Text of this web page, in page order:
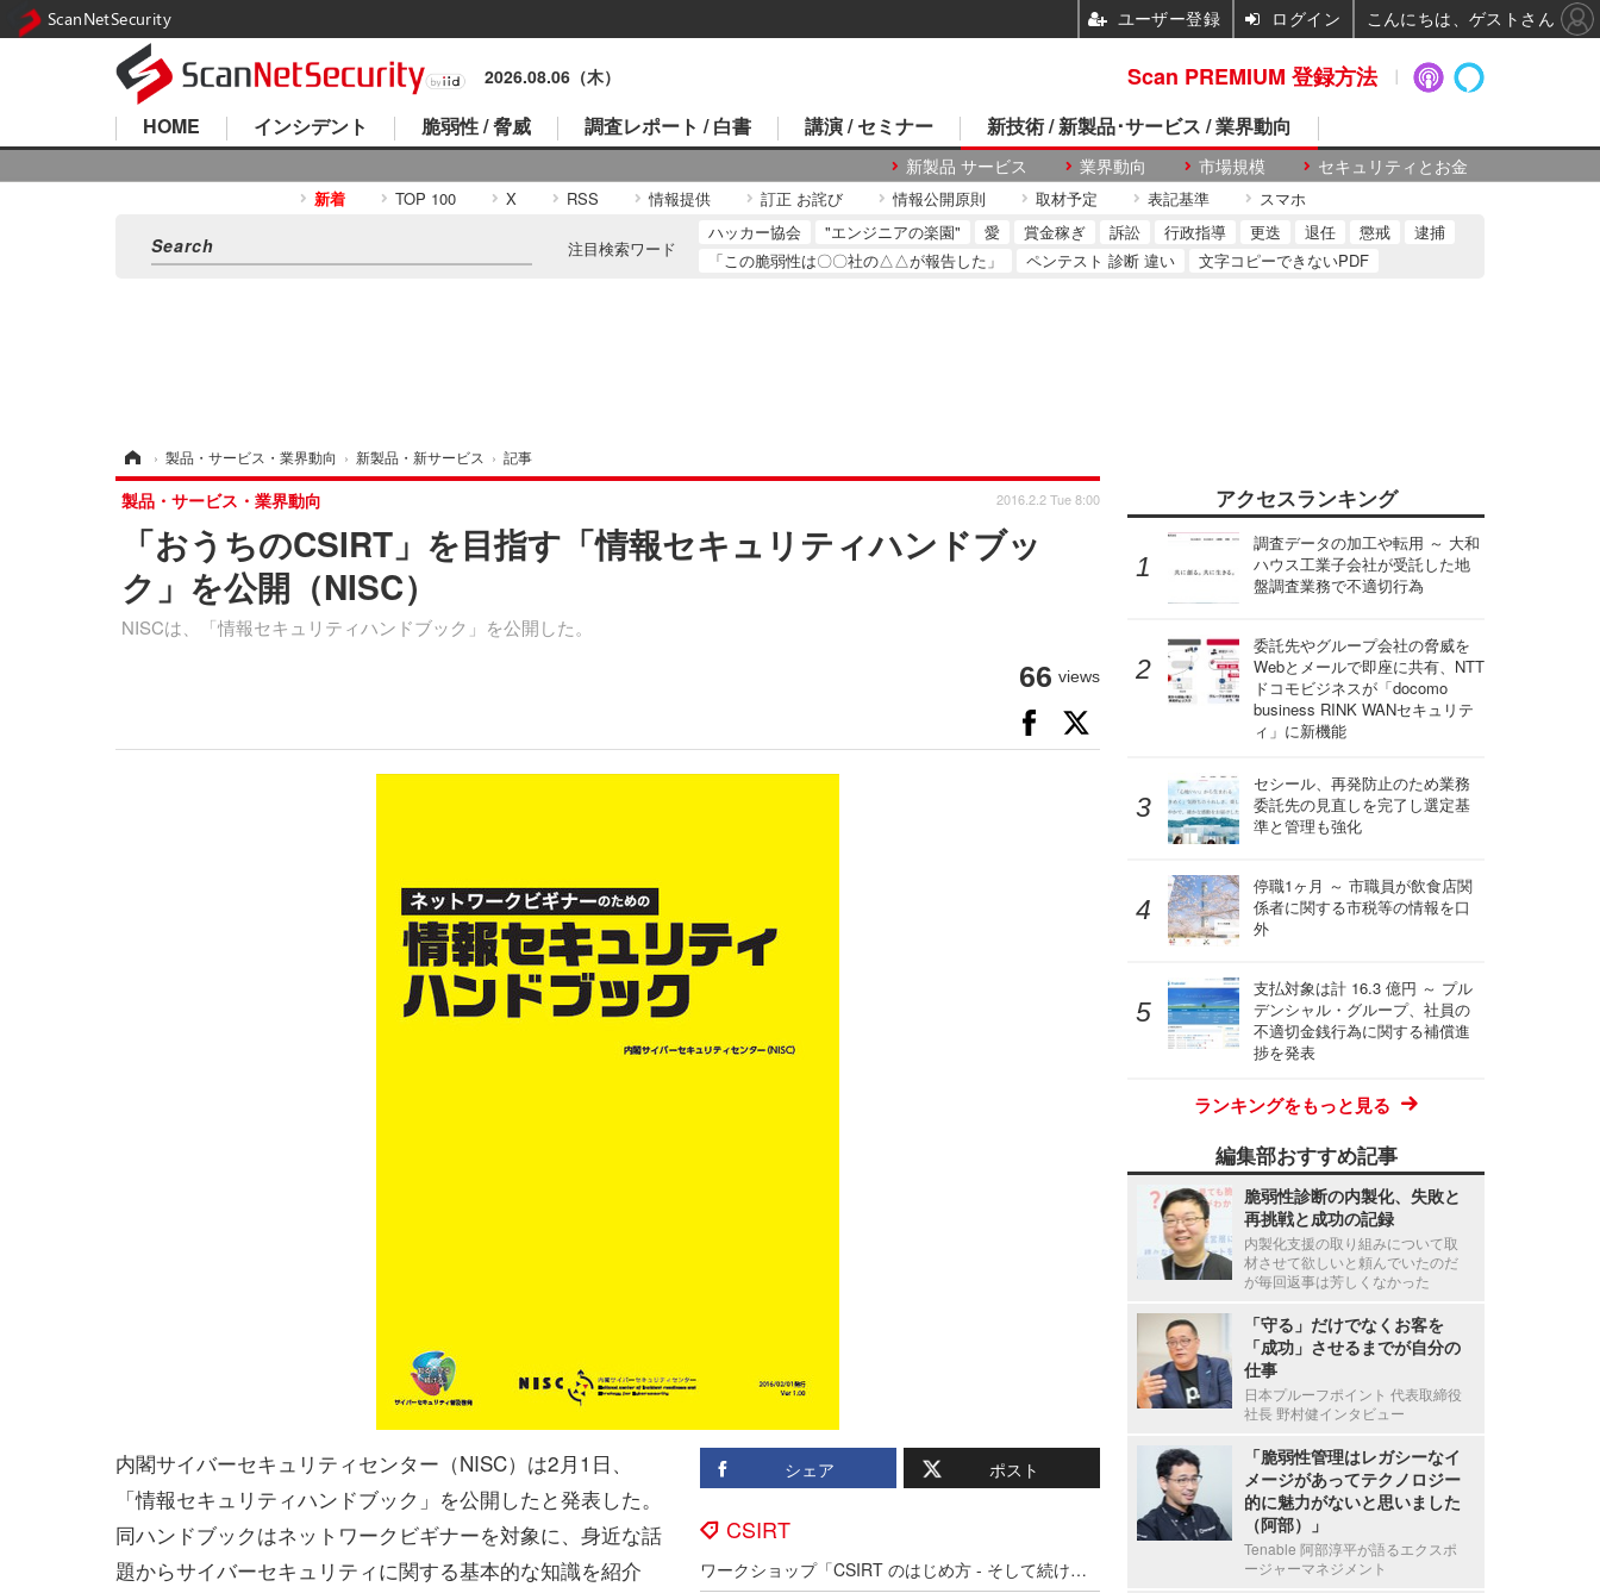
2026.08.06（木）
HOME インシデント 脆弱性 / 脅威 調査レポート / 白書 講演 / セミナー 新技術 / 新製品･サービス / 業界動向
新製品 サービス 業界動向 市場規模 セキュリティとお金
新着 TOP 100 X RSS 情報提供 訂正 お詫び 情報公開原則 取材予定 表記基準 スマホ
注目検索ワード
ハッカー協会 "エンジニアの楽園" 愛 賞金稼ぎ 訴訟 行政指導 更迭 退任 懲戒
逮捕
「この脆弱性は〇〇社の△△が報告した」
ペンテスト 診断 違い 文字コピーできないPDF
› 製品・サービス・業界動向 › 新製品・新サービス › 記事
「おうちのCSIRT」を目指す「情報セキュリティハンドブッ
ク」を公開（NISC）
NISCは、「情報セキュリティハンドブック」を公開した。
製品・サービス・業界動向 2016.2.2 Tue 8:00
66 views
シェア ポスト
CSIRT
ワークショップ「CSIRT のはじめ方 - そして続けられるように」を 5 / 12 開催、関東勤務・在住者は無料
内閣サイバーセキュリティセンター（NISC）は2月1日、
「情報セキュリティハンドブック」を公開したと発表した。
同ハンドブックはネットワークビギナーを対象に、身近な話
題からサイバーセキュリティに関する基本的な知識を紹介
アクセスランキング
調査データの加工や転用 ～ 大和
ハウス工業子会社が受託した地
盤調査業務で不適切行為
委託先やグループ会社の脅威を
Webとメールで即座に共有、NTT
ドコモビジネスが「docomo
business RINK WANセキュリテ
ィ」に新機能
セシール、再発防止のため業務
委託先の見直しを完了し選定基
準と管理も強化
停職1ヶ月 ～ 市職員が飲食店関
係者に関する市税等の情報を口
外
支払対象は計 16.3 億円 ～ プル
デンシャル・グループ、社員の
不適切金銭行為に関する補償進
捗を発表
ランキングをもっと見る
編集部おすすめ記事
脆弱性診断の内製化、失敗と
再挑戦と成功の記録
内製化支援の取り組みについて取
材させて欲しいと頼んでいたのだ
が毎回返事は芳しくなかった
「守る」だけでなくお客を
「成功」させるまでが自分の
仕事
日本プルーフポイント 代表取締役
社長 野村健インタビュー
「脆弱性管理はレガシーなイ
メージがあってテクノロジー
的に魅力がないと思いました
（阿部）」
Tenable 阿部淳平が語るエクスポ
ージャーマネジメント
Scan PREMIUM 登録方法
ScanNetSecurity ユーザー登録 ログイン こんにちは、ゲストさん